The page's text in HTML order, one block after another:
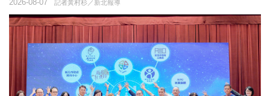
記者黃村杉／新北報導
2026-08-07